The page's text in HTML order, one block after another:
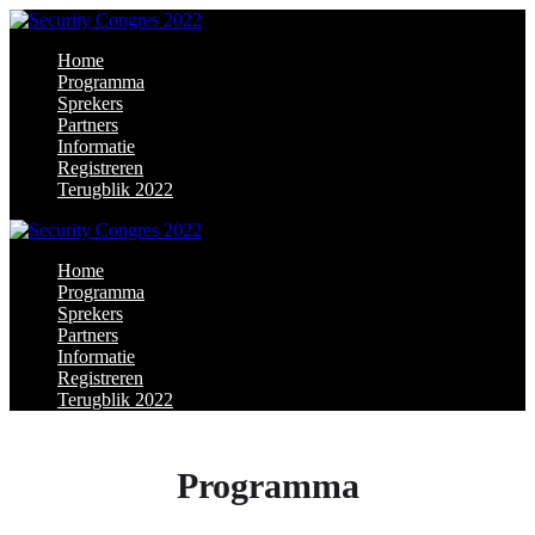
Home
Programma
Sprekers
Partners
Informatie
Registreren
Terugblik 2022
Home
Programma
Sprekers
Partners
Informatie
Registreren
Terugblik 2022
Programma